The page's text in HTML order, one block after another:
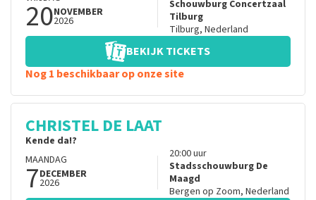
20NOVEMBER
2026
Schouwburg Concertzaal
Tilburg
Tilburg, Nederland
BEKIJK TICKETS
Nog 1 beschikbaar op onze site
CHRISTEL DE LAAT
Kende da!?
MAANDAG
7DECEMBER
2026
20:00uur
Stadsschouwburg De
Maagd
Bergen op Zoom, Nederland